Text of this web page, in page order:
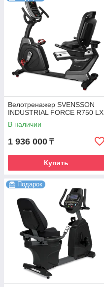
Велотренажер SVENSSON
INDUSTRIAL FORCE R750 LX
В наличии
1 936 000 ₸
Купить
Подарок